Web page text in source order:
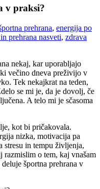
v praksi?
prehrana, energija po
prehrana nasveti, zdrava
nekaj, kar uporabljajo
večino dneva preživijo v
Tek nekajkrat na teden,
se mi je, da je dovolj, če
A telo mi je sčasoma
kot bi pričakovala.
nizka, motivacija pa
stresu in tempu življenja,
razmislim o tem, kaj vnašam
športna prehrana v